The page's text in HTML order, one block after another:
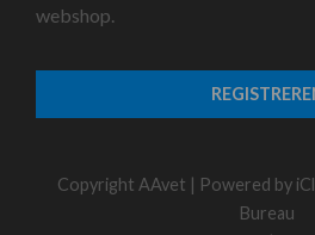
webshop.
Copyright AAvet | Powered by
Bureau